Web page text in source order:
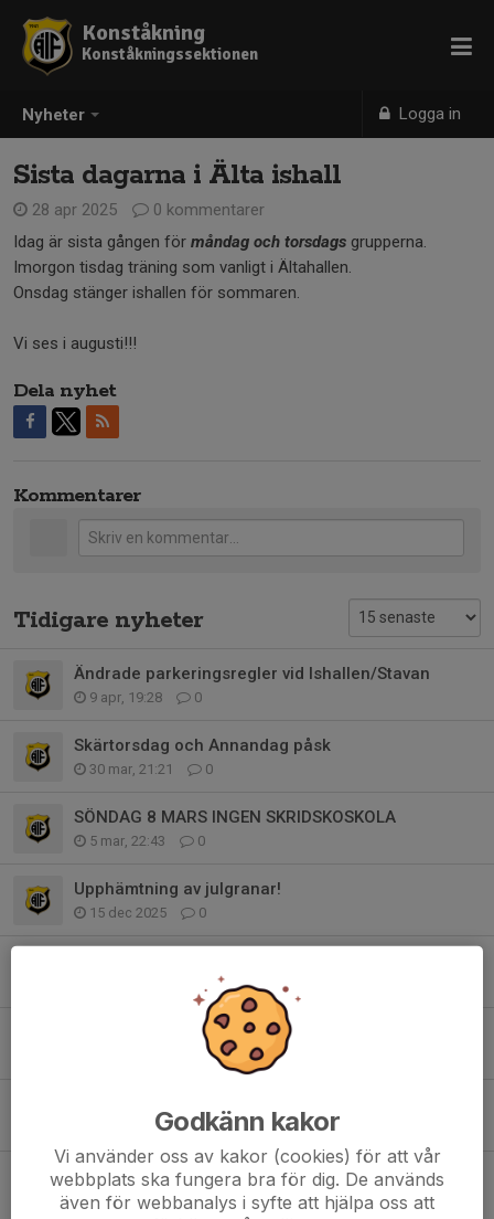
Nyheter Logga in
Konståkning
Konståkningssektionen
Sista dagarna i Älta ishall
28 apr 2025
0 kommentarer
Idag är sista gången för måndag och torsdags grupperna.
Imorgon tisdag träning som vanligt i Ältahallen.
Onsdag stänger ishallen för sommaren.
Vi ses i augusti!!!
Dela nyhet
Kommentarer
Tidigare nyheter
Ändrade parkeringsregler vid Ishallen/Stavan
9 apr, 19:28 0
Skärtorsdag och Annandag påsk
30 mar, 21:21 0
SÖNDAG 8 MARS INGEN SKRIDSKOSKOLA
5 mar, 22:43 0
Upphämtning av julgranar!
15 dec 2025 0
0
ÄNTLIGEN DAGS FÖR JULGRANAR!
17 nov 2025 0
14 okt 2025 0
Godkänn kakor
Vi använder oss av kakor (cookies) för att vår
webbplats ska fungera bra för dig. De används
även för webbanalys i syfte att hjälpa oss att